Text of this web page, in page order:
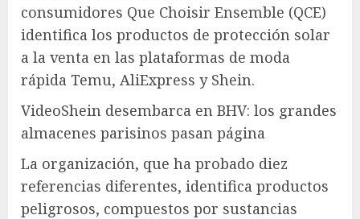
consumidores Que Choisir Ensemble (QCE)
identifica los productos de protección solar
a la venta en las plataformas de moda
rápida Temu, AliExpress y Shein.
VideoShein desembarca en BHV: los grandes
almacenes parisinos pasan página
La organización, que ha probado diez
referencias diferentes, identifica productos
peligrosos, compuestos por sustancias